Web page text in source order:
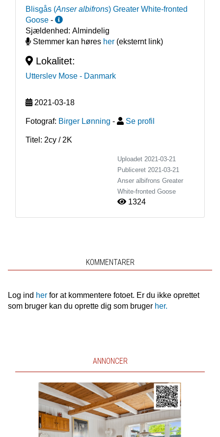
Blisgås (Anser albifrons) Greater White-fronted
Goose -
Sjældenhed: Almindelig
Stemmer kan høres her(eksternt link)
Lokalitet:
Utterslev Mose - Danmark
2021-03-18
Fotograf: Birger Lønning - Se profil
Titel: 2cy / 2K
Uploadet 2021-03-21
Publiceret 2021-03-21
Anser albifrons Greater
White-fronted Goose
1324
KOMMENTARER
Log ind herfor at kommentere fotoet. Er du ikke oprettet
som bruger kan du oprette dig som bruger her.
ANNONCER